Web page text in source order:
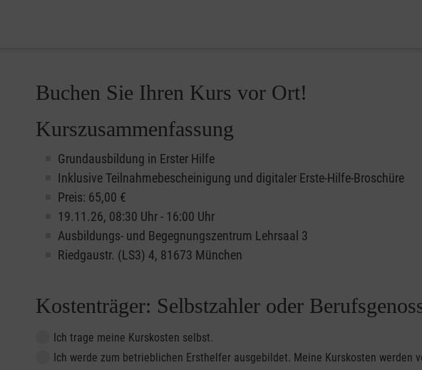
Buchen Sie Ihren Kurs vor Ort!
Kurszusammenfassung
Grundausbildung in Erster Hilfe
Inklusive Teilnahmebescheinigung und digitaler Erste-Hilfe-Broschüre
Preis: 65,00 €
19.11.26, 08:30 Uhr - 16:00 Uhr
Ausbildungs- und Begegnungszentrum Lehrsaal 3
Riedgaustr. (LS3) 4, 81673 München
Kostenträger: Selbstzahler oder
Ich trage meine Kurskosten selbst.
Ich werde zum betrieblichen Ersthelfer ausgebildet. Meine Kurskosten werden